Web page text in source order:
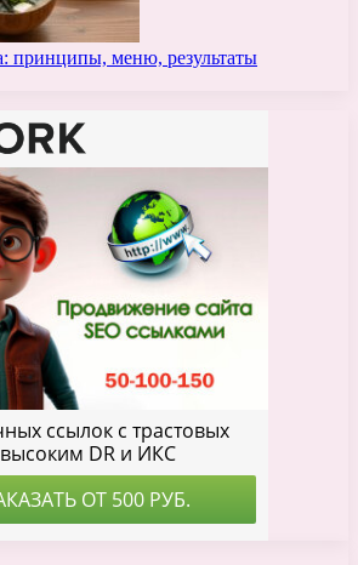
принципы, меню, результаты